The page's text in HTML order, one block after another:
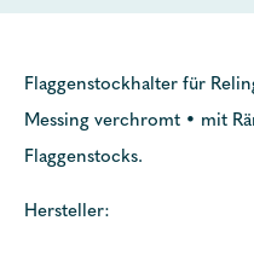
Flaggenstockhalter für
Messing verchromt • mit
Flaggenstocks.
Hersteller: